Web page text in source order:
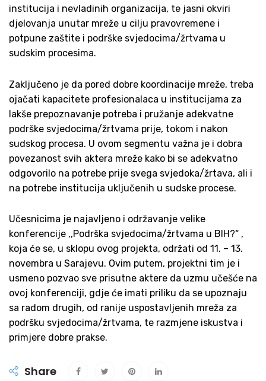
institucija i nevladinih organizacija, te jasni okviri
djelovanja unutar mreže u cilju pravovremene i
potpune zaštite i podrške svjedocima/žrtvama u
sudskim procesima.
Zaključeno je da pored dobre koordinacije mreže, treba
ojačati kapacitete profesionalaca u institucijama za
lakše prepoznavanje potreba i pružanje adekvatne
podrške svjedocima/žrtvama prije, tokom i nakon
sudskog procesa. U ovom segmentu važna je i dobra
povezanost svih aktera mreže kako bi se adekvatno
odgovorilo na potrebe prije svega svjedoka/žrtava, ali i
na potrebe institucija uključenih u sudske procese.
Učesnicima je najavljeno i održavanje velike
konferencije ,,Podrška svjedocima/žrtvama u BIH?“ ,
koja će se, u sklopu ovog projekta, održati od 11. – 13.
novembra u Sarajevu. Ovim putem, projektni tim je i
usmeno pozvao sve prisutne aktere da uzmu učešće na
ovoj konferenciji, gdje će imati priliku da se upoznaju
sa radom drugih, od ranije uspostavljenih mreža za
podršku svjedocima/žrtvama, te razmjene iskustva i
primjere dobre prakse.
Share